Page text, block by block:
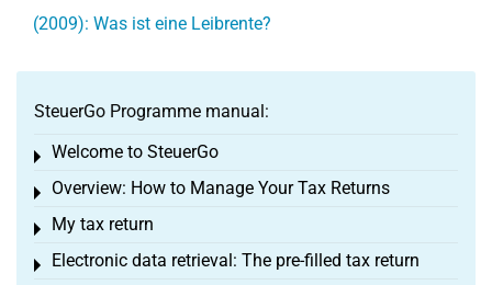
(2009): Was ist eine Leibrente?
SteuerGo Programme manual:
Welcome to SteuerGo
Toggle menu
Overview: How to Manage Your Tax Returns
Toggle menu
My tax return
Toggle menu
Electronic data retrieval: The pre-filled tax return
Toggle menu